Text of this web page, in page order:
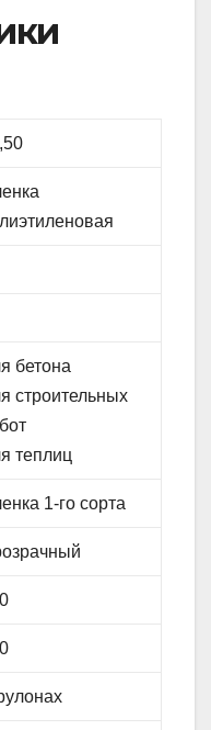
бетона
строительных
теплиц
1-го сорта